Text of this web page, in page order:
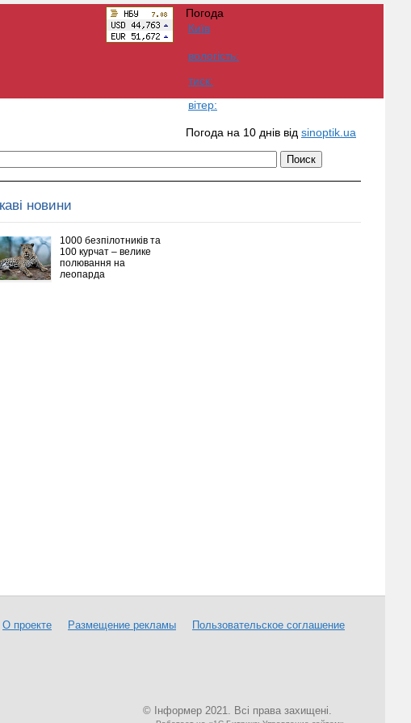
Погода
Київ
вологість:
тиск:
вітер:
Погода на 10 днів від sinoptik.ua
новини
1000 безпілотників та
100 курчат – велике
полювання на
леопарда
О проекте Размещение рекламы Пользовательское соглашение
© Інформер 2021. Всі права захищені.